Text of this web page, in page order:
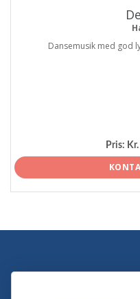
Dansemusik med god
Pris: